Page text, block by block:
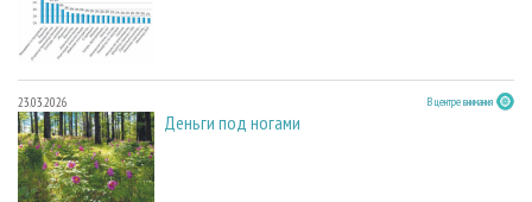
23.03.2026 В центре внимания
Деньги под ногами